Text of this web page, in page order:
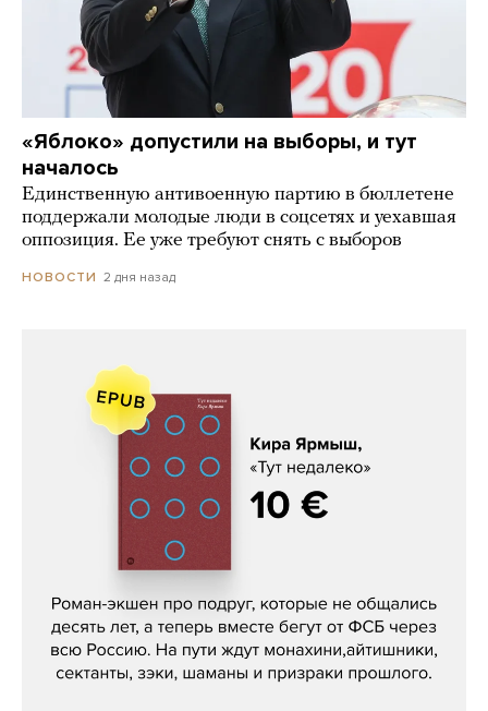
«Яблоко» допустили на выборы, и тут
началось
Единственную антивоенную партию в бюллетене
поддержали молодые люди в соцсетях и уехавшая
оппозиция. Ее уже требуют снять с выборов
НОВОСТИ 2 дня назад
Кира Ярмыш, «Тут недалеко»